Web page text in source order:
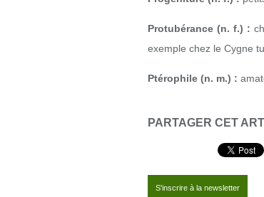
Protubérance (n. f.) :
exemple chez le Cygne
Ptérophile (n. m.) :
PARTAGER CET
S'inscrire à la newsletter